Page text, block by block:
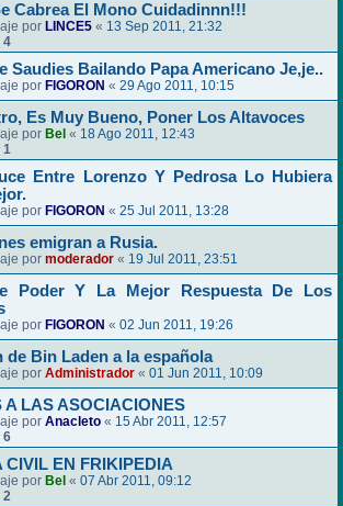
Cabrea El Mono Cuidadinnn!!!
por LINCE5 « 13 Sep 2011, 21:32
4
Saudies Bailando Papa Americano Je,je..
por FIGORON « 29 Ago 2011, 10:15
Es Muy Bueno, Poner Los Altavoces
por Bel « 18 Ago 2011, 12:43
1
Entre Lorenzo Y Pedrosa Lo Hubiera
por FIGORON « 25 Jul 2011, 13:28
emigran a Rusia.
por moderador « 19 Jul 2011, 23:51
Poder Y La Mejor Respuesta De Los
por FIGORON « 02 Jun 2011, 19:26
de Bin Laden a la española
por Administrador « 01 Jun 2011, 10:09
A LAS ASOCIACIONES
por Anacleto « 15 Abr 2011, 12:57
6
CIVIL EN FRIKIPEDIA
por Bel « 07 Abr 2011, 09:12
2